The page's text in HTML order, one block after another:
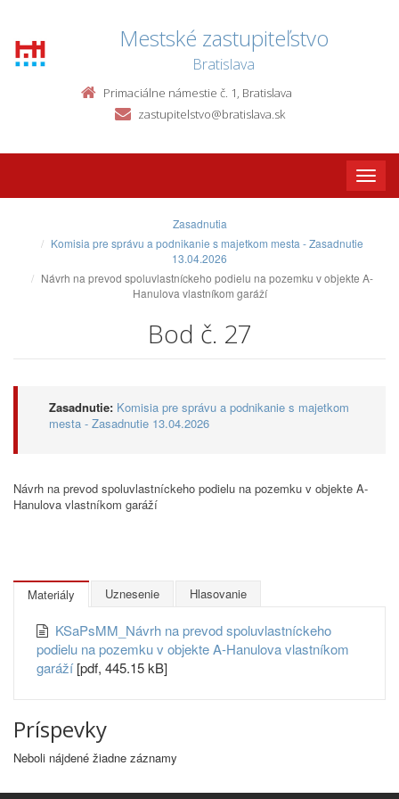
Mestské zastupiteľstvo
Bratislava
Primaciálne námestie č. 1, Bratislava
zastupitelstvo@bratislava.sk
Toggle
Zasadnutia
Komisia pre správu a podnikanie s majetkom mesta - Zasadnutie
13.04.2026
Návrh na prevod spoluvlastníckeho podielu na pozemku v objekte A-
Hanulova vlastníkom garáží
Bod č. 27
Zasadnutie: Komisia pre správu a podnikanie s majetkom
mesta - Zasadnutie 13.04.2026
Návrh na prevod spoluvlastníckeho podielu na pozemku v objekte A-
Hanulova vlastníkom garáží
Materiály Uznesenie Hlasovanie
KSaPsMM_Návrh na prevod spoluvlastníckeho
podielu na pozemku v objekte A-Hanulova vlastníkom
garáží[pdf, 445.15 kB]
Príspevky
Neboli nájdené žiadne záznamy